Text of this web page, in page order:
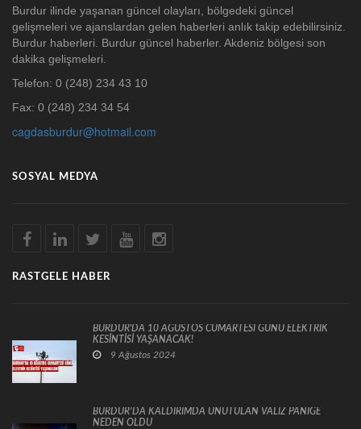
Burdur ilinde yaşanan güncel olayları, bölgedeki güncel
gelişmeleri ve ajanslardan gelen haberleri anlık takip edebilirsiniz.
Burdur haberleri. Burdur güncel haberler. Akdeniz bölgesi son
dakika gelişmeleri.
Telefon: 0 (248) 234 43 10
Fax: 0 (248) 234 34 54
cagdasburdur@hotmail.com
SOSYAL MEDYA
RASTGELE HABER
BURDUR'DA 10 AĞUSTOS CUMARTESİ GÜNÜ ELEKTRİK
KESİNTİSİ YAŞANACAK!
9 Ağustos 2024
BURDUR’DA KALDIRIMDA UNUTULAN VALİZ PANİĞE
NEDEN OLDU